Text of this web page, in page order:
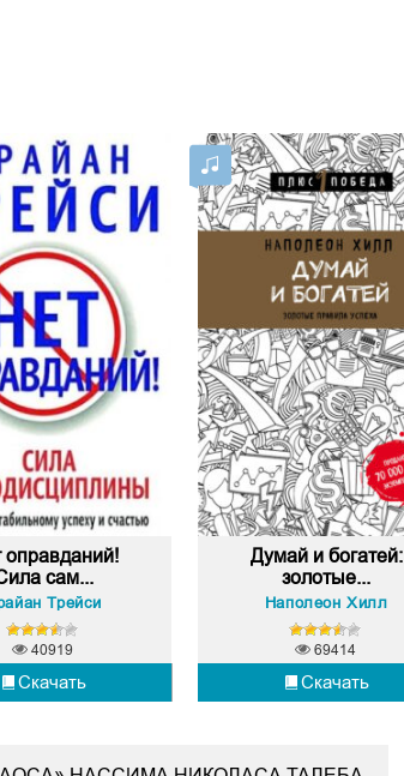
оправданий!
сам...
Трейси
Скачать
40919
Думай и богатей:
золотые...
Наполеон Хилл
Скачать
69414